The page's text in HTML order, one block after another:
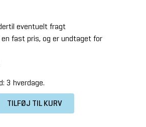
eventuelt fragt
fast pris, og er undtaget for
3 hverdage.
TILFØJ TIL KURV